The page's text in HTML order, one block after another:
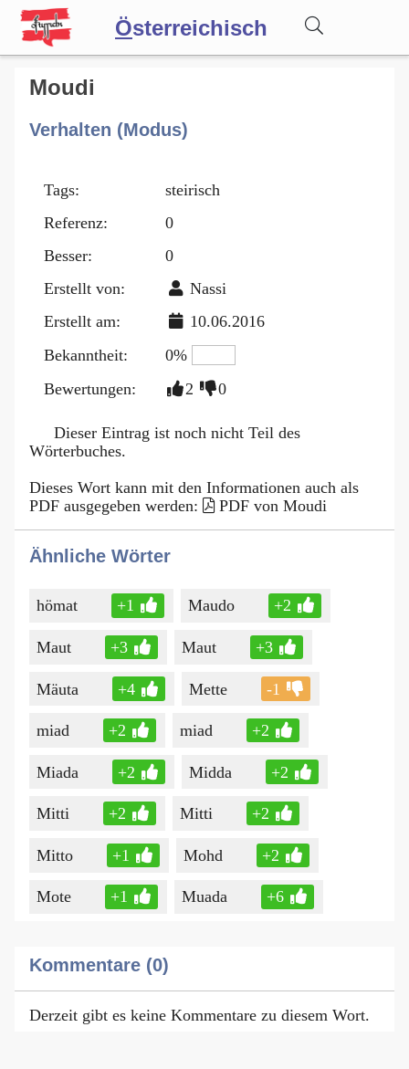
Österreichisch
Wörterbuch
Forum
Blog
Moudi
Verhalten (Modus)
Tags:
steirisch
Referenz:
0
Besser:
0
Erstellt von:
Nassi
Erstellt am:
10.06.2016
Bekanntheit:
0%
Bewertungen:
2 0
Dieser Eintrag ist noch nicht Teil des
Wörterbuches.
Dieses Wort kann mit den Informationen auch als
PDF ausgegeben werden:
PDF von Moudi
Ähnliche Wörter
hömat +1 Maudo +2
Maut +3 Maut +3
Mäuta +4 Mette -1
miad +2 miad +2
Miada +2 Midda +2
Mitti +2 Mitti +2
Mitto +1 Mohd +2
Mote +1 Muada +6
Kommentare (0)
Derzeit gibt es keine Kommentare zu diesem Wort.